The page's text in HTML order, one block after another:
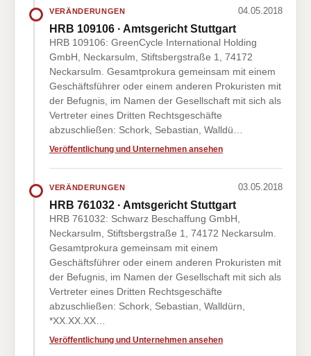
VERÄNDERUNGEN 04.05.2018
HRB 109106 · Amtsgericht Stuttgart
HRB 109106: GreenCycle International Holding
GmbH, Neckarsulm, Stiftsbergstraße 1, 74172
Neckarsulm. Gesamtprokura gemeinsam mit einem
Geschäftsführer oder einem anderen Prokuristen mit
der Befugnis, im Namen der Gesellschaft mit sich als
Vertreter eines Dritten Rechtsgeschäfte
abzuschließen: Schork, Sebastian, Walldü…
Veröffentlichung und Unternehmen ansehen
VERÄNDERUNGEN 03.05.2018
HRB 761032 · Amtsgericht Stuttgart
HRB 761032: Schwarz Beschaffung GmbH,
Neckarsulm, Stiftsbergstraße 1, 74172 Neckarsulm.
Gesamtprokura gemeinsam mit einem
Geschäftsführer oder einem anderen Prokuristen mit
der Befugnis, im Namen der Gesellschaft mit sich als
Vertreter eines Dritten Rechtsgeschäfte
abzuschließen: Schork, Sebastian, Walldürn,
*XX.XX.XX…
Veröffentlichung und Unternehmen ansehen